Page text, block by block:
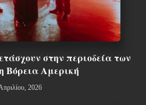
στην περιοδεία των
Βόρεια Αμερική
2026